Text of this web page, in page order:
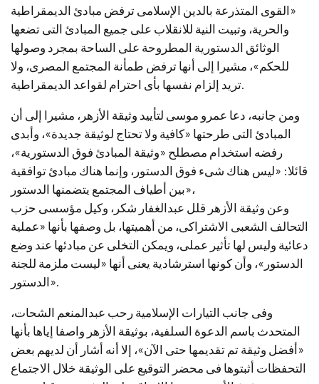
«القوى المتذرعة بالدين الإسلامى ترفض مبادئ الديمقراطية
والحرية، وتبيت النية للانقلاب على جميع المبادئ التى تضعها
الوثائق الدستورية المطروحة على الساحة بمجرد وصولها
للحكم»، مشيرا إلى أنها ترفض طمأنة المجتمع المصرى، ولا
تريد إلزام نفسها بأى احترام لقواعد الديمقراطية.
ومن جانبه، دعا عمرو موسى لتأييد وثيقة الأزهر، مشيرا إلى أن
المبادئ التى طرحتها «كافية ولا تحتاج لوثيقة جديدة»، وأبدى
رفضه استخدام مصطلح «وثيقة المبادئ فوق الدستورية»،
قائلا: «ليس هناك شىء فوق الدستور، وإنما هناك مبادئ توافقية
بين أطياف المجتمع يتضمنها الدستور»،
وعن وثيقة الأزهر قلل عبدالغفار شكر، وكيل مؤسسى حزب
التحالف الشعبى الاشتراكى، من أهميتها، بل وصفها بأنها «عملية
دعائية وليس لها تأثير عملى، ويمكن التخلى عن مبادئها عند وضع
الدستور»، وأن كونها استرشادية يعنى أنها «ليست ملزمة للجنة
الدستور».
وفى جانب التيارات الإسلامية رحب عبدالمنعم الشحات،
المتحدث باسم الدعوة السلفية، بوثيقة الأزهر واصفا إياها بأنها
«أفضل وثيقة تم تقديمها حتى الآن»، إلا أنه أشار أن لديهم بعض
التحفظات أثبتوها فى محضر التوقيع على الوثيقة خلال الاجتماع